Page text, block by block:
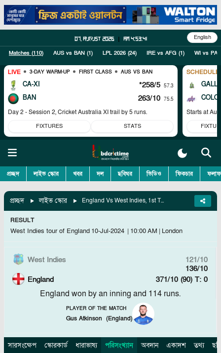
07, August 2026 am 4:53:42 English
Matches (110) AUS vs BAN (1) LPL 2026 (24) IRE vs AFG (1) WI vs PAK
LIVE 3-DAY WARM-UP FIRST CLASS AUS VS BAN
CA-XI *258/5 57.3
BAN 263/10 75.5
Day 2 - Session 2, Cricket Australia XI trail by 5 runs.
FIXTURES STATS
Starts at
প্রচ্ছদ লাইভ স্কোর খবর দল ছবিঘর ভিডিও ফিকচার
প্রচ্ছদ লাইভ স্কোর England Vs West Indies, 1st Test
RESULT
West Indies tour of England 10-Jul-2024 | 10:00 AM | London
West Indies
121/10
136/10
England
371/10 (90) T: 0
England won by an inning and 114 runs.
PLAYER OF THE MATCH
Gus Atkinson (England)
সারসংক্ষেপ স্কোরকার্ড ধারাভাষ্য পরিসংখ্যান অবদান একাদশ তথ্য